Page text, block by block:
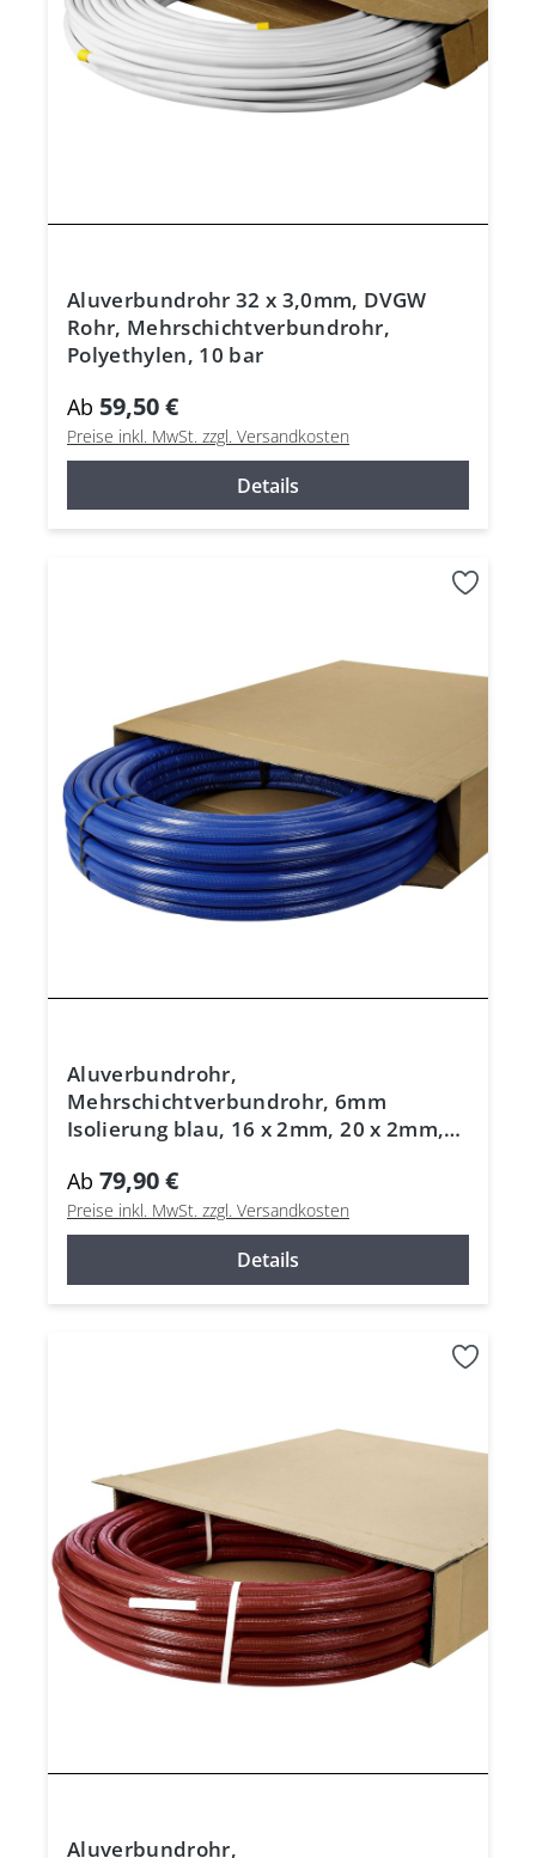
Aluverbundrohr 32 x 3,0mm, DVGW
Rohr, Mehrschichtverbundrohr,
Polyethylen, 10 bar
Ab 59,50 €
Preise inkl. MwSt. zzgl. Versandkosten
Details
Aluverbundrohr,
Mehrschichtverbundrohr, 6mm
Isolierung blau, 16 x 2mm, 20 x 2mm,
Ab 79,90 €
Preise inkl. MwSt. zzgl. Versandkosten
Details
Aluverbundrohr,